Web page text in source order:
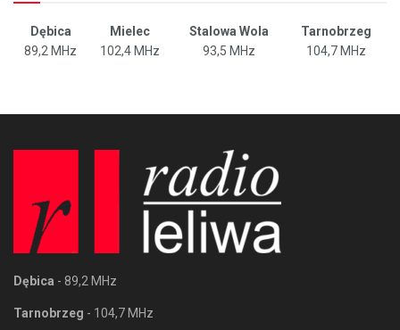
Dębica Mielec Stalowa Wola
Tarnobrzeg
89,2 MHz
102,4 MHz 93,5 MHz 104,7 MHz
Dębica - 89,2 MHz
Tarnobrzeg - 104,7 MHz